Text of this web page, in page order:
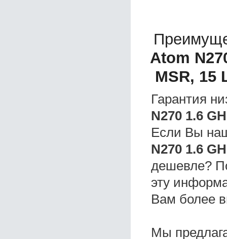
Atom
MSR, 15
Гарантия
N270 1.6
Если Вы
N270 1.6
дешевле?
эту
Вам более
Мы